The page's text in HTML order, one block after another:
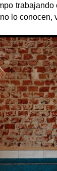
trabajando
lo conocen,